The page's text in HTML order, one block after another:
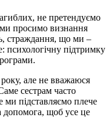
не претендуємо
просимо визнання
страждання, що ми –
психологічну підтримку
але не вважаюся
сестрам часто
ми підставляємо плече
допомога, щоб усе це